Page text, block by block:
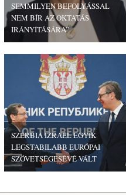
SEMMILYEN BEFOLYÁSSAL
NEM BÍR AZ OKTATÁS
IRÁNYÍTÁSÁRA”
SZERBIA IZRAEL EGYIK
LEGSTABILABB EURÓPAI
SZÖVETSÉGESÉVÉ VÁLT